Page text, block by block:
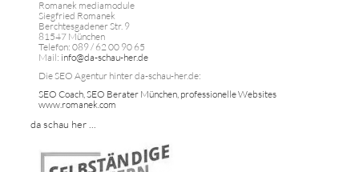
Romanek mediamodule
Siegfried Romanek
Berchtesgadener Str. 9
81547 München
Telefon: 089 / 62 00 90 65
Mail: info@da-schau-her.de
Die SEO Agentur hinter da-schau-her.de:
SEO Coach, SEO Berater München, professionelle Websites
www.romanek.com
da schau her ...